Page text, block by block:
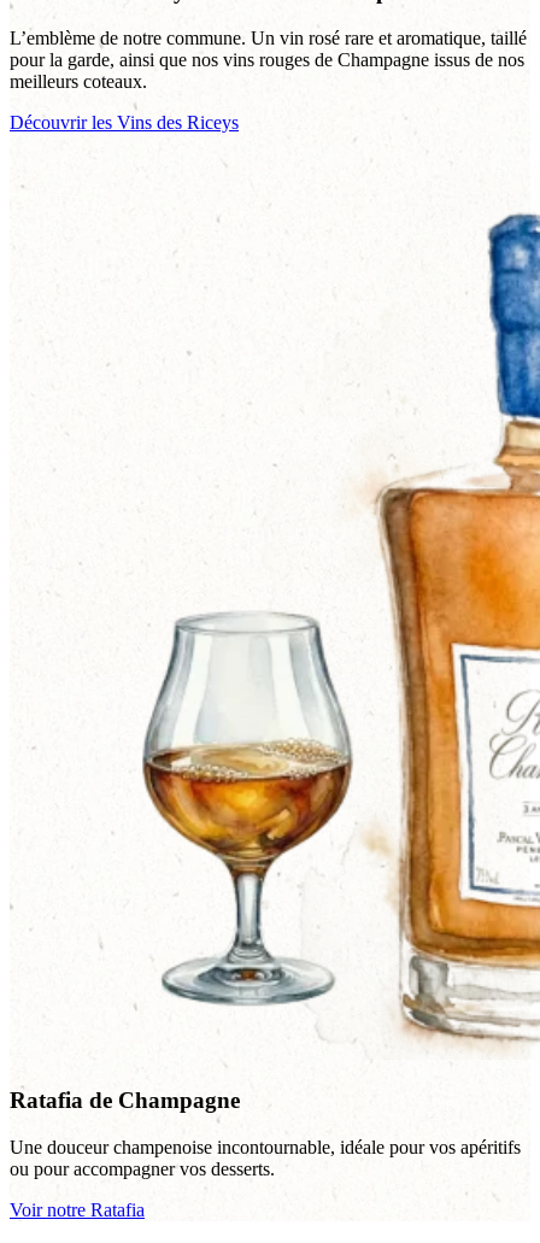
L’emblème de notre commune. Un vin rosé rare et aromatique, taillé
pour la garde, ainsi que nos vins rouges de Champagne issus de nos
meilleurs coteaux.
Découvrir les Vins des Riceys
Ratafia de Champagne
Une douceur champenoise incontournable, idéale pour vos apéritifs
ou pour accompagner vos desserts.
Voir notre Ratafia